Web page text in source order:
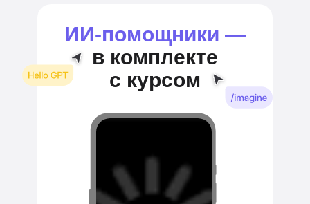
ИИ‑помощники —
в комплекте
с курсом